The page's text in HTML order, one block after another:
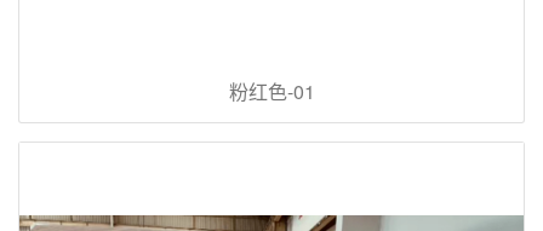
粉红色-01